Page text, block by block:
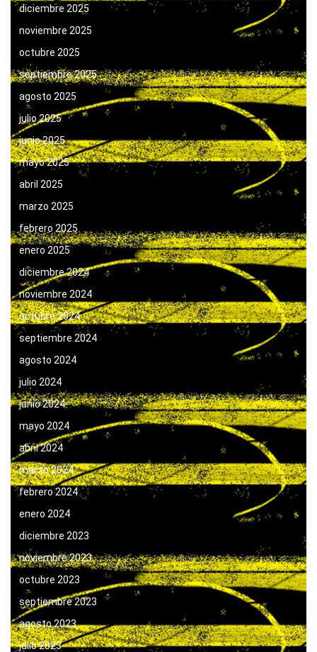
diciembre 2025
noviembre 2025
octubre 2025
septiembre 2025
agosto 2025
julio 2025
junio 2025
mayo 2025
abril 2025
marzo 2025
febrero 2025
enero 2025
diciembre 2024
noviembre 2024
octubre 2024
septiembre 2024
agosto 2024
julio 2024
junio 2024
mayo 2024
abril 2024
marzo 2024
febrero 2024
enero 2024
diciembre 2023
noviembre 2023
octubre 2023
septiembre 2023
agosto 2023
julio 2023